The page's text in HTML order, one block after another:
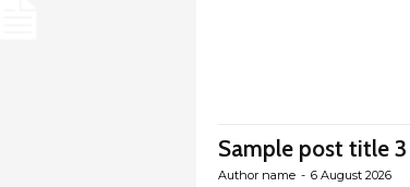
Sample post title 3
Author name - 6 August 2026